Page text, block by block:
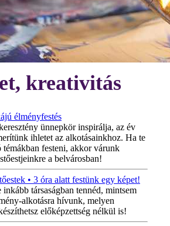
kreativitás
élményfestés
ünnepkör inspirálja, az év
ihletet az alkotásainkhoz. Ha te
témákban festeni, akkor várunk
a belvárosban!
• 3 óra alatt festünk egy képet!
inkább társaságban tennéd, mintsem
alkotásra hívunk, melyen
előképzettség nélkül is!